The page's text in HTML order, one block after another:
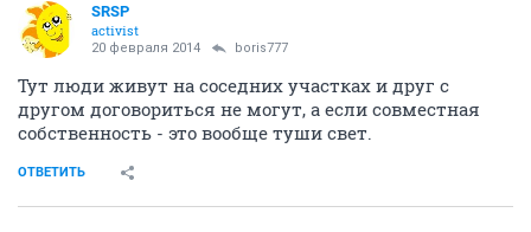
SRSP
activist
20 февраля 2014 boris777
Тут люди живут на соседних участках и друг с
другом договориться не могут, а если совместная
собственность - это вообще туши свет.
ОТВЕТИТЬ